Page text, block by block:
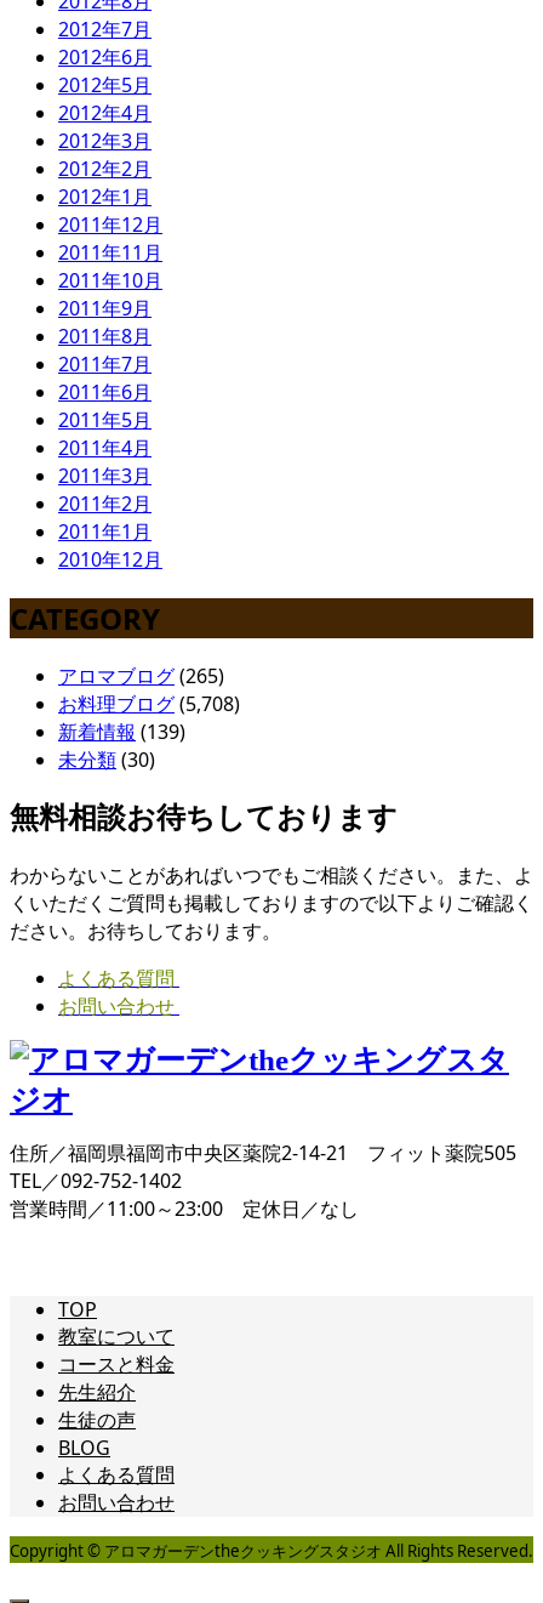
2012年7月
2012年6月
2012年5月
2012年4月
2012年3月
2012年2月
2012年1月
2011年12月
2011年11月
2011年10月
2011年9月
2011年8月
2011年7月
2011年6月
2011年5月
2011年4月
2011年3月
2011年2月
2011年1月
2010年12月
CATEGORY
アロマブログ(265)
お料理ブログ(5,708)
新着情報 (139)
未分類(30)
無料相談お待ちしております
わからないことがあればいつでもご相談ください。また、よ
くいただくご質問も掲載しておりますので以下よりご確認く
ださい。お待ちしております。
よくある質問
お問い合わせ
住所／福岡県福岡市中央区薬院2-14-21 フィット薬院505
TEL／092-752-1402
営業時間／11:00～23:00 定休日／なし
TOP
教室について
コースと料金
先生紹介
生徒の声
BLOG
よくある質問
お問い合わせ
Copyright © アロマガーデンtheクッキングスタジオ All Rights Reserved.